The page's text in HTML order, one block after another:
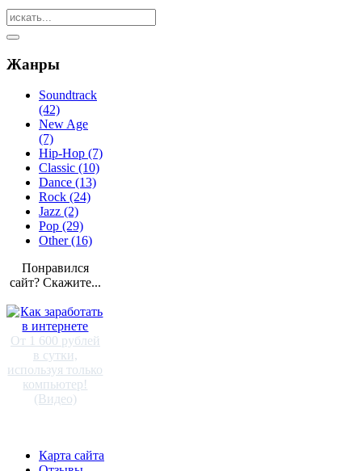
Жанры
Soundtrack
(42)
New Age
(7)
Hip-Hop (7)
Classic (10)
Dance (13)
Rock (24)
Jazz (2)
Pop (29)
Other (16)
Понравился
сайт? Скажите...
От 1 600 рублей
в сутки,
используя только
компьютер!
(Видео)
Карта сайта